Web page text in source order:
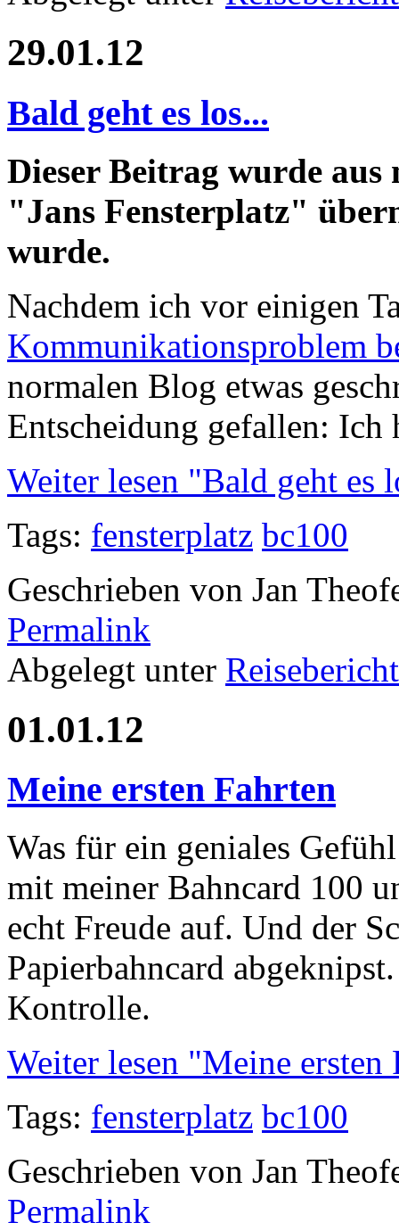
29.01.12
Bald geht es los...
Dieser Beitrag wurde aus
"Jans Fensterplatz"
wurde.
Nachdem ich vor einigen
Kommunikationsproblem
normalen Blog etwas
Entscheidung gefallen:
Weiter lesen "Bald geht es
Tags: fensterplatz bc100
Geschrieben von Jan
Permalink
Abgelegt unter
01.01.12
Meine ersten Fahrten
Was für ein geniales
mit meiner Bahncard 100
echt Freude auf. Und der
Papierbahncard
Kontrolle.
Weiter lesen "Meine ersten
Tags: fensterplatz bc100
Geschrieben von Jan
Permalink